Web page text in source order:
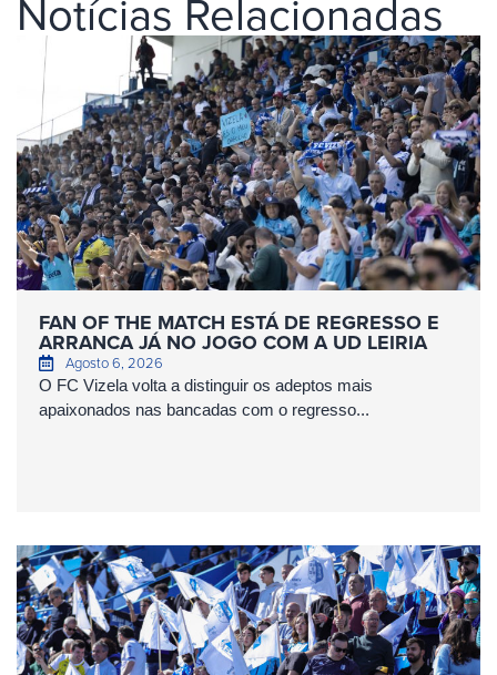
Notícias Relacionadas
FAN OF THE MATCH ESTÁ DE REGRESSO E
ARRANCA JÁ NO JOGO COM A UD LEIRIA
Agosto 6, 2026
O FC Vizela volta a distinguir os adeptos mais
apaixonados nas bancadas com o regresso...